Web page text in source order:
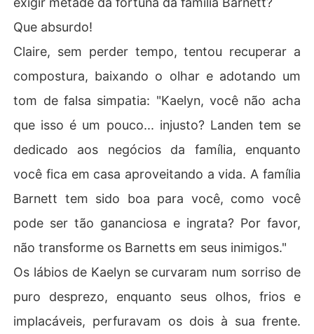
Que absurdo!
Claire, sem perder tempo, tentou recuperar a
compostura, baixando o olhar e adotando um
tom de falsa simpatia: "Kaelyn, você não acha
que isso é um pouco... injusto? Landen tem se
dedicado aos negócios da família, enquanto
você fica em casa aproveitando a vida. A família
Barnett tem sido boa para você, como você
pode ser tão gananciosa e ingrata? Por favor,
não transforme os Barnetts em seus inimigos."
Os lábios de Kaelyn se curvaram num sorriso de
puro desprezo, enquanto seus olhos, frios e
implacáveis, perfuravam os dois à sua frente.